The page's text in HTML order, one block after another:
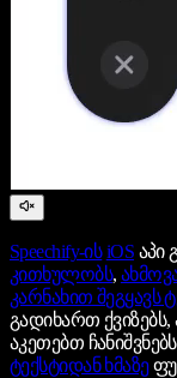
Speechify-ის iOS აპი
კითხულობს,
კარნახით შეგყავს
გადიხართ
აკეთებთ
ტექსტიდან ხმაზე